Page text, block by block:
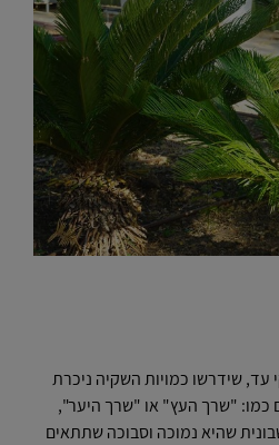
עד, שידרשו כמויות השקיה ניכרת
כמו: "שרך העץ" או "שרך היער",
שהיא נמוכה וסבוכה שתתאים